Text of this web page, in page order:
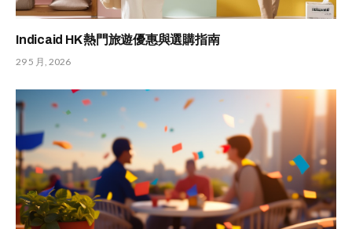
Indicaid HK 熱門旅遊優惠與選購指南
29 5 月, 2026